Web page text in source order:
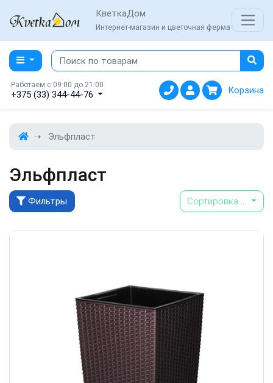
КветкаДом
Интернет-магазин и цветочная ферма
Работаем с 09:00 до 21:00
+375 (33) 344-44-76 Корзина
Эльфпласт
Эльфпласт
Фильтры Сортировка ...